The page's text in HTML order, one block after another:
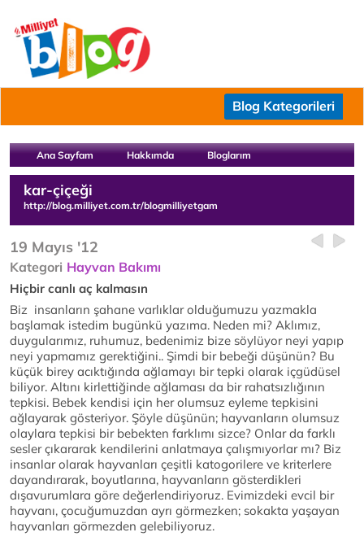
Blog Kategorileri
Ana Sayfam Hakkımda Bloglarım
kar-çiçeği
http://blog.milliyet.com.tr/blogmilliyetgam
19 Mayıs '12
Kategori Hayvan Bakımı
Hiçbir canlı aç kalmasın
Biz insanların şahane varlıklar olduğumuzu yazmakla
başlamak istedim bugünkü yazıma. Neden mi? Aklımız,
duygularımız, ruhumuz, bedenimiz bize söylüyor neyi yapıp
neyi yapmamız gerektiğini.. Şimdi bir bebeği düşünün? Bu
küçük birey acıktığında ağlamayı bir tepki olarak içgüdüsel
biliyor. Altını kirlettiğinde ağlaması da bir rahatsızlığının
tepkisi. Bebek kendisi için her olumsuz eyleme tepkisini
ağlayarak gösteriyor. Şöyle düşünün; hayvanların olumsuz
olaylara tepkisi bir bebekten farklımı sizce? Onlar da farklı
sesler çıkararak kendilerini anlatmaya çalışmıyorlar mı? Biz
insanlar olarak hayvanları çeşitli katogorilere ve kriterlere
dayandırarak, boyutlarına, hayvanların gösterdikleri
dışavurumlara göre değerlendiriyoruz. Evimizdeki evcil bir
hayvanı, çocuğumuzdan ayrı görmezken; sokakta yaşayan
hayvanları görmezden gelebiliyoruz.